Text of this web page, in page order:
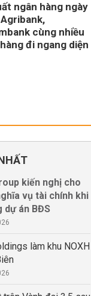
ngân hàng ngày
cùng nhiều
đi ngang diện
kiến nghị cho
vụ tài chính khi
dự án BĐS
làm khu NOXH